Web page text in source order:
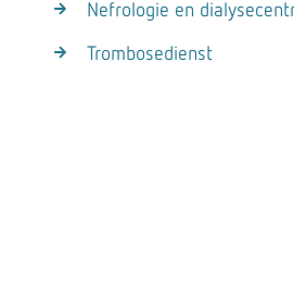
Nefrologie en
Trombosedienst